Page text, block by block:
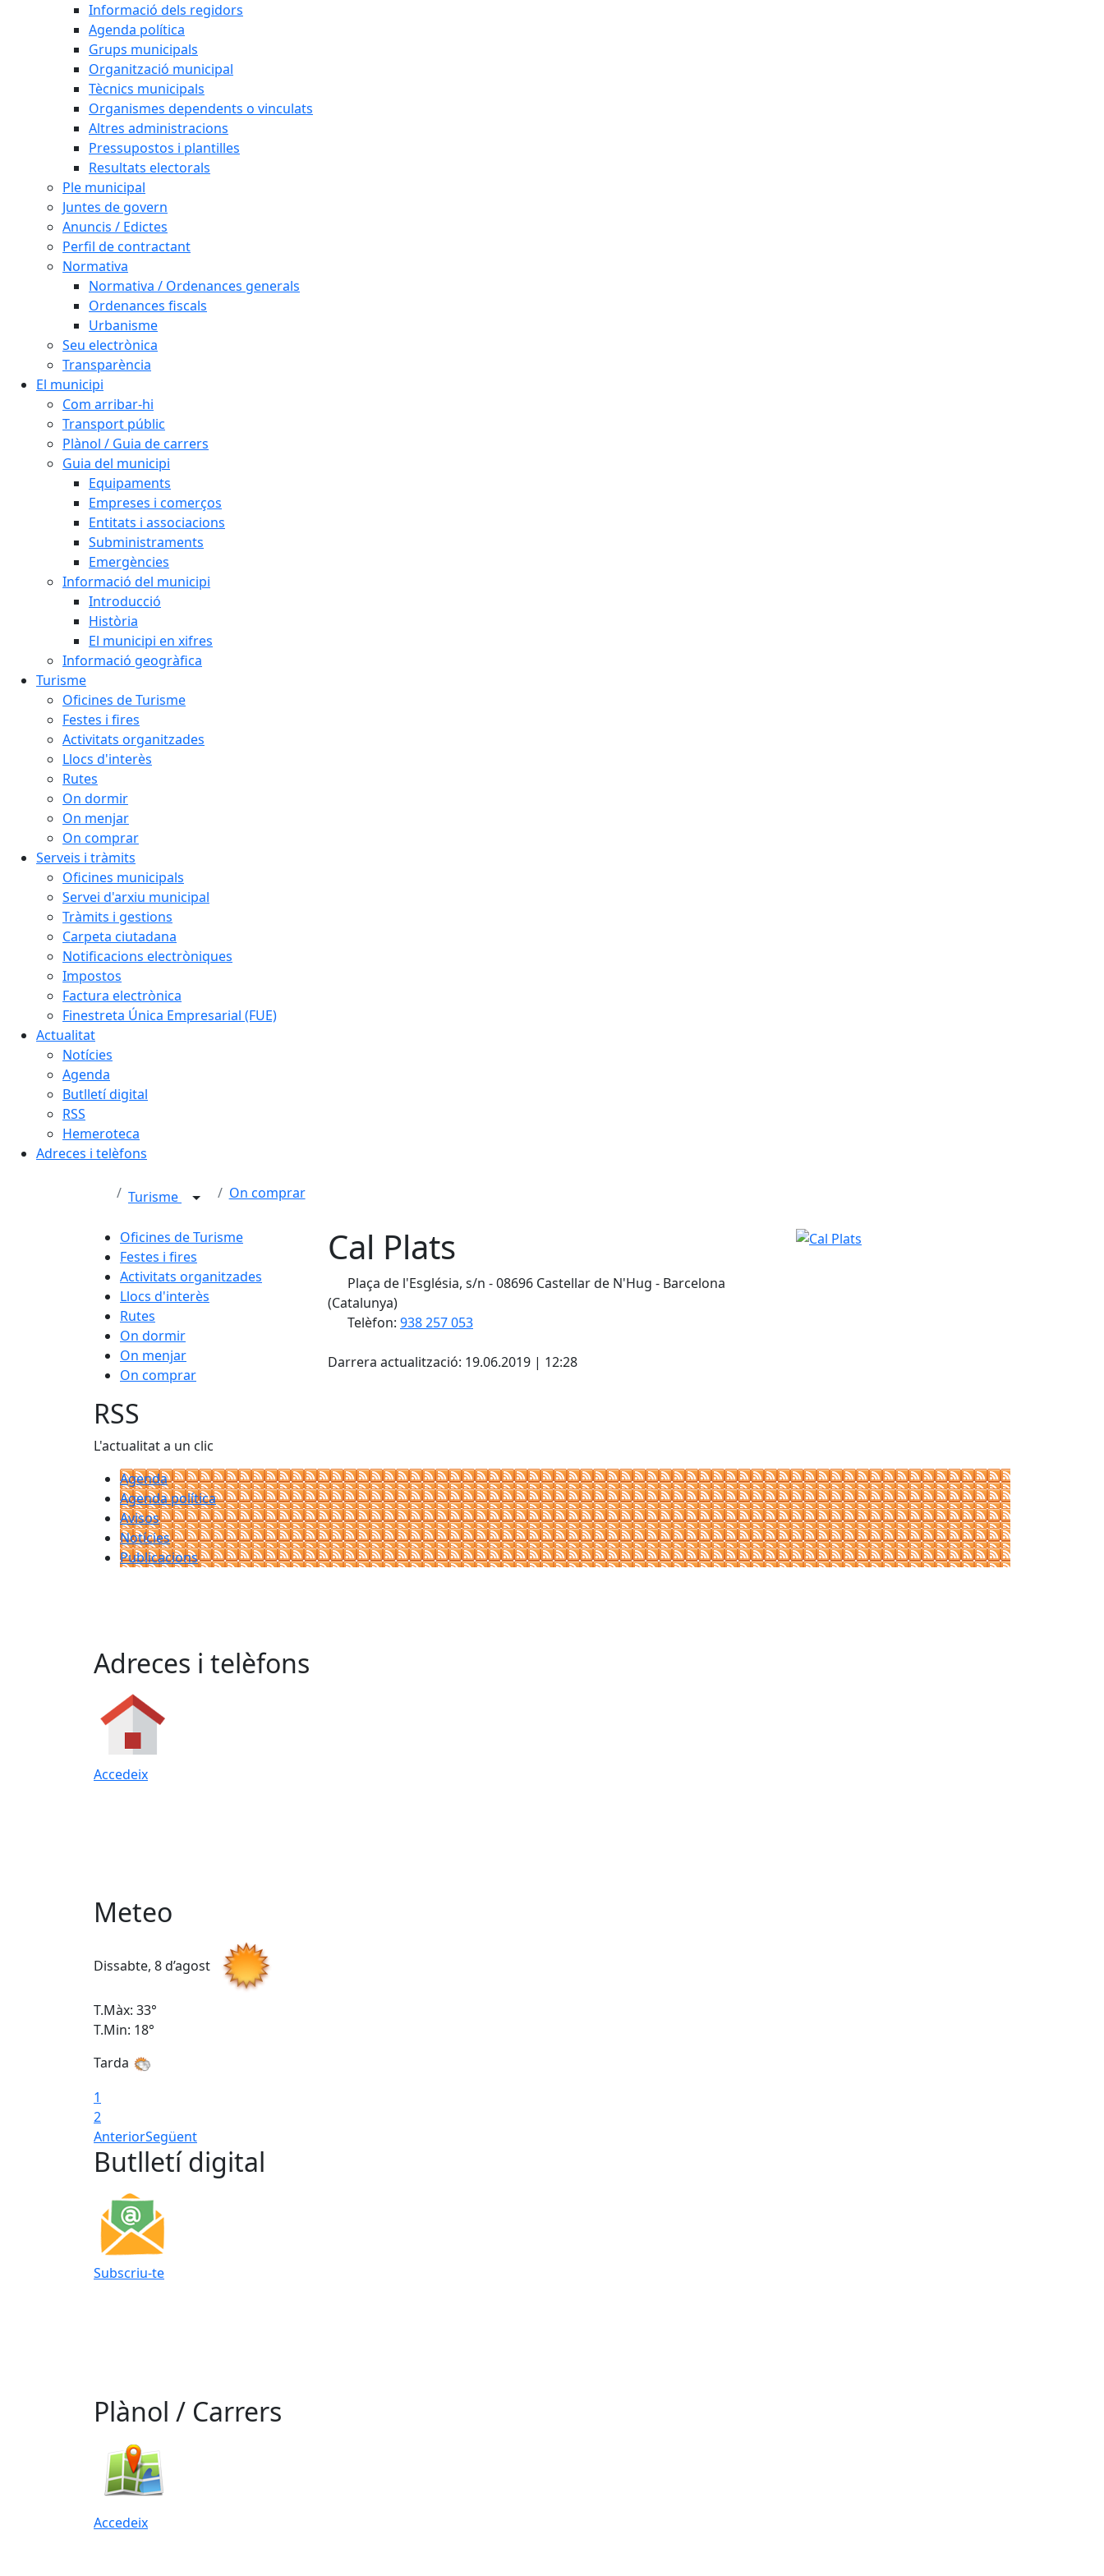
Informació dels regidors
Agenda política
Grups municipals
Organització municipal
Tècnics municipals
Organismes dependents o vinculats
Altres administracions
Pressupostos i plantilles
Resultats electorals
Ple municipal
Juntes de govern
Anuncis / Edictes
Perfil de contractant
Normativa
Normativa / Ordenances generals
Ordenances fiscals
Urbanisme
Seu electrònica
Transparència
El municipi
Com arribar-hi
Transport públic
Plànol / Guia de carrers
Guia del municipi
Equipaments
Empreses i comerços
Entitats i associacions
Subministraments
Emergències
Informació del municipi
Introducció
Història
El municipi en xifres
Informació geogràfica
Turisme
Oficines de Turisme
Festes i fires
Activitats organitzades
Llocs d'interès
Rutes
On dormir
On menjar
On comprar
Serveis i tràmits
Oficines municipals
Servei d'arxiu municipal
Tràmits i gestions
Carpeta ciutadana
Notificacions electròniques
Impostos
Factura electrònica
Finestreta Única Empresarial (FUE)
Actualitat
Notícies
Agenda
Butlletí digital
RSS
Hemeroteca
Adreces i telèfons
Turisme On comprar
Oficines de Turisme
Festes i fires
Activitats organitzades
Llocs d'interès
Rutes
On dormir
On menjar
On comprar
Cal Plats
Plaça de l'Església, s/n - 08696 Castellar de N'Hug - Barcelona
(Catalunya)
Telèfon: 938 257 053
Darrera actualització: 19.06.2019 | 12:28
Cal Plats
RSS
L'actualitat a un clic
Agenda
Agenda política
Avisos
Notícies
Publicacions
Adreces i telèfons
Accedeix
Meteo
Dissabte, 8 d’agost
T.Màx: 33°
T.Min: 18°
Tarda
1
2
AnteriorSegüent
Butlletí digital
Subscriu-te
Plànol / Carrers
Accedeix